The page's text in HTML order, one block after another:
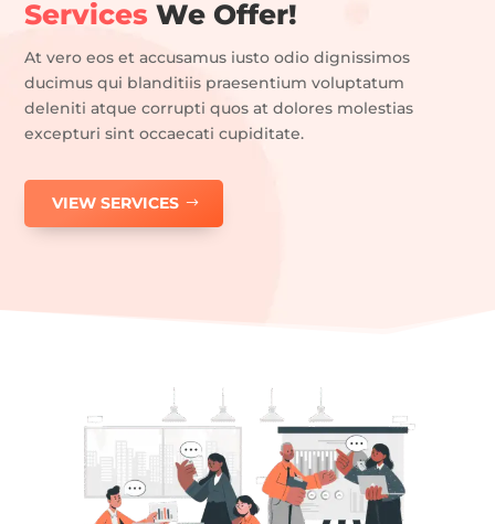
Services We Offer!
At vero eos et accusamus iusto odio dignissimos
ducimus qui blanditiis praesentium voluptatum
deleniti atque corrupti quos at dolores molestias
excepturi sint occaecati cupiditate.
VIEW SERVICES